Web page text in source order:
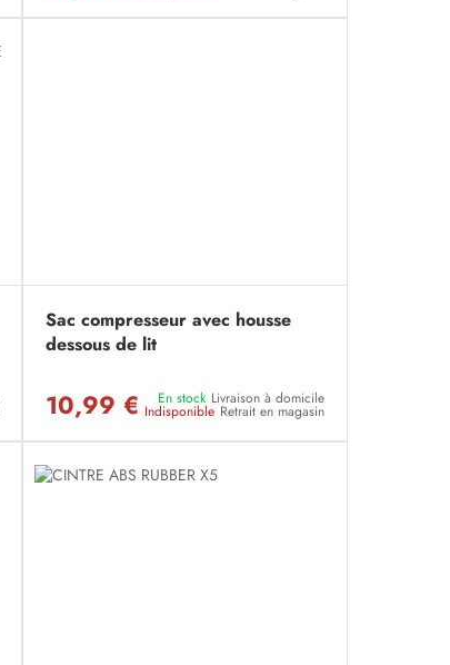
Sac compresseur avec housse
dessous de lit
10,99 € En stock Livraison à domicile
Indisponible Retrait en magasin